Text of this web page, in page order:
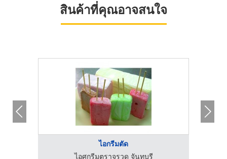
สินค้าที่คุณอาจสนใจ
ไอกรีมตัด
ไอศกรีมตราจรวด จันทบุรี